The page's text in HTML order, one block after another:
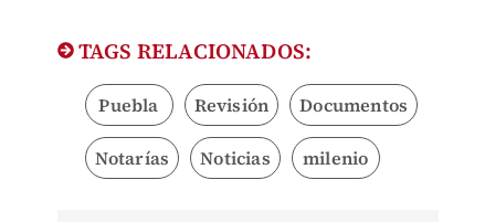
TAGS RELACIONADOS:
Puebla Revisión Documentos
Notarías Noticias milenio